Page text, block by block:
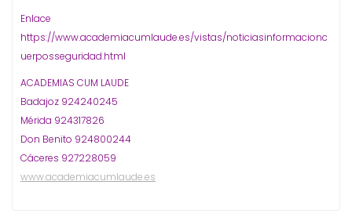
Enlace
https://www.academiacumlaude.es/vistas/noticiasinformacionc
uerposseguridad.html
ACADEMIAS CUM LAUDE
Badajoz 924240245
Mérida 924317826
Don Benito 924800244
Cáceres 927228059
www.academiacumlaude.es